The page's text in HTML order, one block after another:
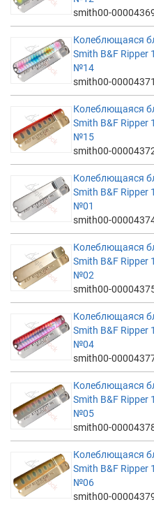
smith00-
Колеблющаяся
Smith B&F Ripper
№14
smith00-00004371
Колеблющаяся
Smith B&F Ripper
№15
smith00-
Колеблющаяся
Smith B&F Ripper
№01
smith00-
Колеблющаяся
Smith B&F Ripper
№02
smith00-
Колеблющаяся
Smith B&F Ripper
№04
smith00-
Колеблющаяся
Smith B&F Ripper
№05
smith00-
Колеблющаяся
Smith B&F Ripper
№06
smith00-